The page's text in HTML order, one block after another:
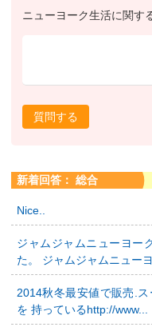
ニューヨーク生活に関す
質問する
新着回答： 総合
Nice..
ジャムジャムニューヨー
た。 ジャムジャムニュー
2014秋冬最安値で販売.
を 持っているhttp://www...